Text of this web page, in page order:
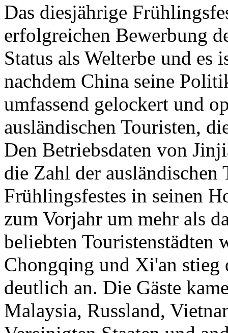
Das diesjährige
erfolgreichen Bewerbung
Status als Welterbe und es
nachdem China seine
umfassend gelockert und
ausländischen Touristen,
Den Betriebsdaten von
die Zahl der ausländischen
Frühlingsfestes in seinen
zum Vorjahr um mehr als
beliebten Touristenstädten
Chongqing und Xi'an stieg
deutlich an. Die Gäste
Malaysia, Russland,